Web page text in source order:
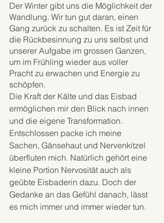
Der Winter gibt uns die Möglichkeit der
Wandlung. Wir tun gut daran, einen
Gang zurück zu schalten. Es ist Zeit für
die Rückbesinnung zu uns selbst und
unserer Aufgabe im grossen Ganzen,
um im Frühling wieder aus voller
Pracht zu erwachen und Energie zu
schöpfen.
Die Kraft der Kälte und das Eisbad
ermöglichen mir den Blick nach innen
und die eigene Transformation.
Entschlossen packe ich meine
Sachen, Gänsehaut und Nervenkitzel
überfluten mich. Natürlich gehört eine
kleine Portion Nervosität auch als
geübte Eisbaderin dazu. Doch der
Gedanke an das Gefühl danach, lässt
es mich immer und immer wieder tun.